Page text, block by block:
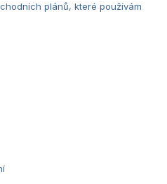
plánů, které používám